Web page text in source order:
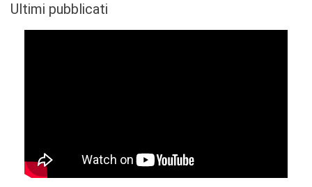
Ultimi pubblicati